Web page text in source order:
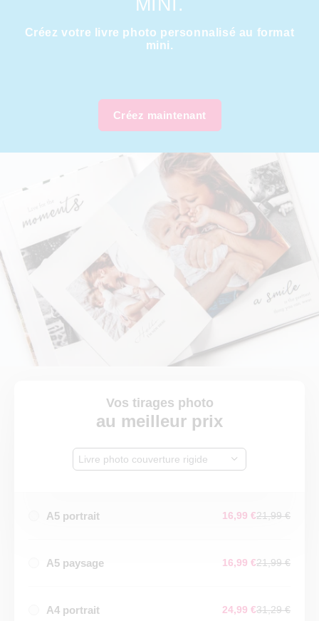
MINI.
Créez votre livre photo personnalisé au format
mini.
Créez maintenant
Vos tirages photo
au meilleur prix
Livre photo couverture rigide
A5 portrait 16,99 €21,99 €
A5 paysage 16,99 €21,99 €
A4 portrait 24,99 €31,29 €